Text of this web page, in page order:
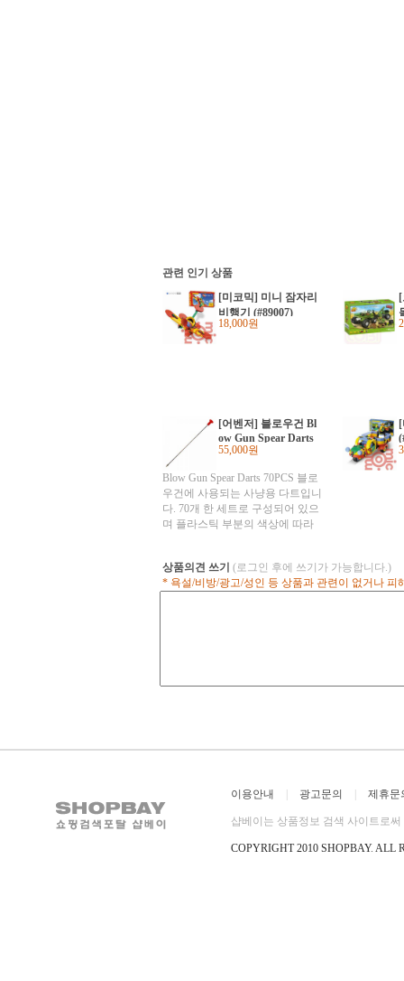
관련 인기 상품
[미코믹] 미니 잠자리
비행기 (#89007)
18,000원
[어벤저] 블로우건 Bl
ow Gun Spear Darts
70PCS
55,000원
Blow Gun Spear Darts 70PCS 블로
우건에 사용되는 사냥용 다트입니
다. 70개 한 세트로 구성되어 있으
며 플라스틱 부분의 색상에 따라
이는 플라스틱 캡은 70개 정도 들
어 있으므로 주문시 참고하시기 바
k
상품의견 쓰기 (로그인 후에 쓰기가 가능합니다.)
* 욕설/비방/광고/성인 등 상품과 관련이 없거나
이용안내 광고문의 제휴문
샵베이는 상품정보 검색 사이트로
COPYRIGHT 2010 SHOPBAY. ALL